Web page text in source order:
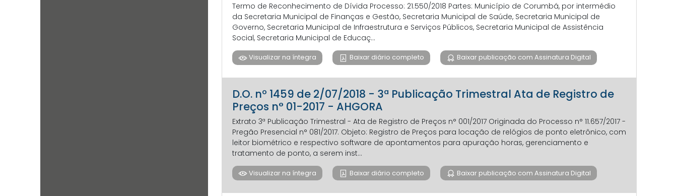
Termo de Reconhecimento de Dívida Processo: 21.550/2018 Partes: Município de Corumbá, por intermédio
da Secretaria Municipal de Finanças e Gestão, Secretaria Municipal de Saúde, Secretaria Municipal de
Governo, Secretaria Municipal de Infraestrutura e Serviços Públicos, Secretaria Municipal de Assistência
Social, Secretaria Municipal de Educaç...
Visualizar na íntegra Baixar diário completo Baixar publicação com Assinatura Digital
D.O. nº 1459 de 2/07/2018 - 3ª Publicação Trimestral Ata de Registro de
Preços n° 01-2017 - AHGORA
Extrato 3ª Publicação Trimestral - Ata de Registro de Preços n° 001/2017 Originada do Processo n° 11.657/2017 -
Pregão Presencial n° 081/2017. Objeto: Registro de Preços para locação de relógios de ponto eletrônico, com
leitor biométrico e respectivo software de apontamentos para apuração horas, gerenciamento e
tratamento de ponto, a serem inst...
Visualizar na íntegra Baixar diário completo Baixar publicação com Assinatura Digital